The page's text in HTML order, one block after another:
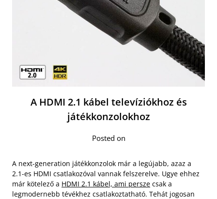
A HDMI 2.1 kábel televíziókhoz és
játékkonzolokhoz
Posted on
A next-generation játékkonzolok már a legújabb, azaz a
2.1-es HDMI csatlakozóval vannak felszerelve. Ugye ehhez
már kötelező a HDMI 2.1 kábel, ami persze csak a
legmodernebb tévékhez csatlakoztatható. Tehát jogosan